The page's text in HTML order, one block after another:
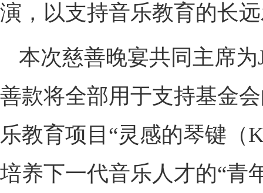
演，以支持音乐教育的长
本次慈善晚宴共同主席为
善款将全部用于支持基金
乐教育项目“灵感的琴键（
培养下一代音乐人才的“青